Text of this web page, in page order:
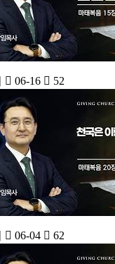
06-16 52
06-04 62